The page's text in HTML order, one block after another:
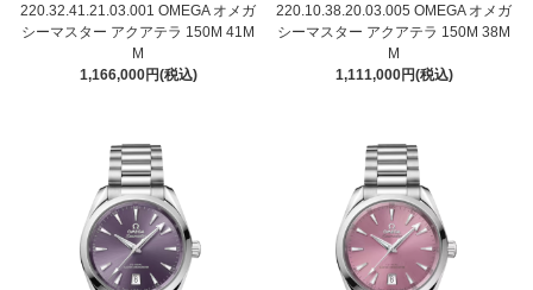
220.32.41.21.03.001 OMEGA オメガ
シーマスター アクアテラ 150M 41M
M
1,166,000円(税込)
220.10.38.20.03.005 OMEGA オメガ
シーマスター アクアテラ 150M 38M
M
1,111,000円(税込)